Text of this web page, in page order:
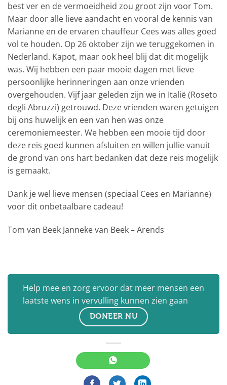
best ver en de vermoeidheid zou groot zijn voor Tom.
Maar door alle lieve aandacht en vooral de kennis van
Marianne en de ervaren chauffeur Cees was alles goed
vol te houden. Op 26 oktober zijn we teruggekomen in
Nederland. Kapot, maar ook heel blij dat dit mogelijk
was. Wij hebben een paar mooie dagen met lieve
persoonlijke herinneringen aan onze vrienden
overgehouden. Vijf jaar geleden zijn we in Italië (Roseto
degli Abruzzi) getrouwd. Deze vrienden waren getuigen
bij ons huwelijk en een van hen was onze
ceremoniemeester. We hebben een mooie tijd door
deze reis goed kunnen afsluiten en willen jullie vanuit
de grond van ons hart bedanken dat deze reis mogelijk
is gemaakt.
Dank je wel lieve mensen (speciaal Cees en Marianne)
voor dit onbetaalbare cadeau!
Tom van Beek Janneke van Beek – Arends
Help mee en zorg ervoor dat meer mensen een
laatste wens in vervulling kunnen zien gaan
DONEER NU